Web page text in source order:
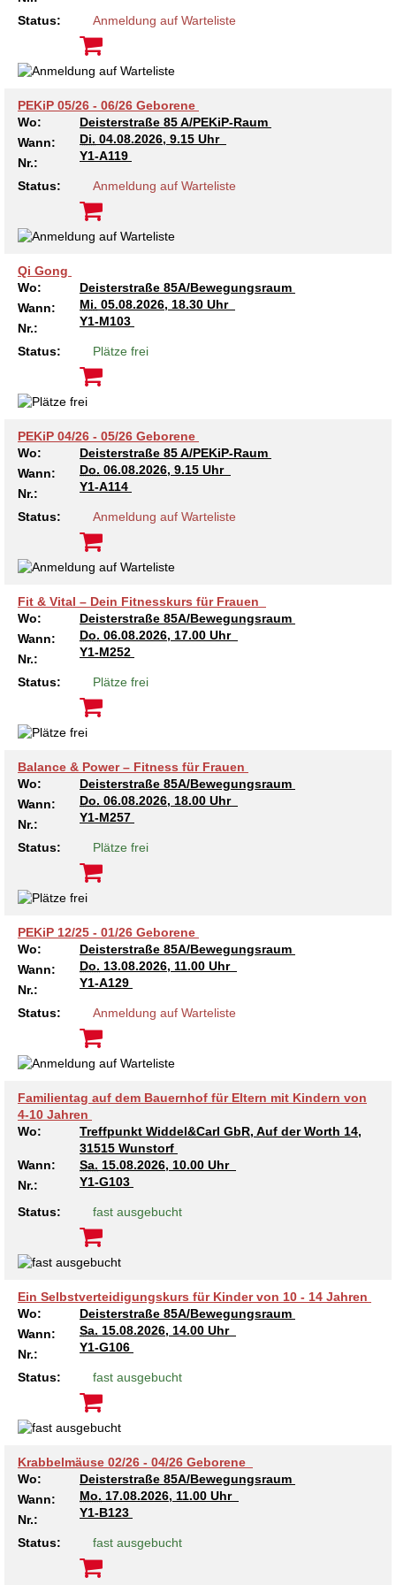
Kindertagesstätte Klaus-Müller-Kilian-Weg /
“Mäuseburg” / Familienzentrum
Kindertagesstätte Langes Feld “Deisterspatzen”
Familienzentrum
Kindertagesstätte Petermannstraße /
Familienzentrum
Kindertagesstätte Rosenbergstraße
Kindertagesstätte Schneiderberg
Kindertagesstätte Sylter Weg
Kindertagesstätte Tresckowstraße
Kindertagesstätte Voltmerstraße
Kindertagesstätte Hiltrud-Grote-Weg
Kindertagesstätte Johannes-Lau-Hof
Familienzentrum
Kindertagesstätte Klaus-Müller-Kilian-Weg /
“Mäuseburg” / Familienzentrum
Kindertagesstätte Langes Feld “Deisterspatzen”
Offene Sprach-Sprechstunde
Kindertagesstätte Moorlilienweg /
Kindertagesstätte Mühenkamp / Familienzentrum
Kindertagesstätte Petermannstraße /
Kindertagesstätte Pfarrlandplatz
Kindertagesstätte Rosenbergstraße
Kindertagesstätte Schneiderberg
Kindertagesstätte Schweriner Straße /
Familienzentrum
Kindertagesstätte Sylter Weg
Kindertagesstätte Tresckowstraße
Kindertagesstätte Wiehbergstraße
Status: Anmeldung auf Warteliste
PEKiP 05/26 - 06/26 Geborene
Wo:
Deisterstraße 85 A/PEKiP-Raum
Wann:
Di. 04.08.2026, 9.15 Uhr
Nr.:
Y1-A119
Status: Anmeldung auf Warteliste
Qi Gong
Wo:
Deisterstraße 85A/Bewegungsraum
Wann:
Mi. 05.08.2026, 18.30 Uhr
Nr.:
Y1-M103
Status: Plätze frei
PEKiP 04/26 - 05/26 Geborene
Wo:
Deisterstraße 85 A/PEKiP-Raum
Wann:
Do. 06.08.2026, 9.15 Uhr
Nr.:
Y1-A114
Status: Anmeldung auf Warteliste
Fit & Vital – Dein Fitnesskurs für Frauen
Wo:
Deisterstraße 85A/Bewegungsraum
Wann:
Do. 06.08.2026, 17.00 Uhr
Nr.:
Y1-M252
Status: Plätze frei
Balance & Power – Fitness für Frauen
Wo:
Deisterstraße 85A/Bewegungsraum
Wann:
Do. 06.08.2026, 18.00 Uhr
Nr.:
Y1-M257
Status: Plätze frei
PEKiP 12/25 - 01/26 Geborene
Wo:
Deisterstraße 85A/Bewegungsraum
Wann:
Do. 13.08.2026, 11.00 Uhr
Nr.:
Y1-A129
Status: Anmeldung auf Warteliste
Familientag auf dem Bauernhof für Eltern mit Kindern von
4-10 Jahren
Wo:
Treffpunkt Widdel&Carl GbR, Auf der Worth 14,
31515 Wunstorf
Wann:
Sa. 15.08.2026, 10.00 Uhr
Nr.:
Y1-G103
Status: fast ausgebucht
Ein Selbstverteidigungskurs für Kinder von 10 - 14 Jahren
Wo:
Deisterstraße 85A/Bewegungsraum
Wann:
Sa. 15.08.2026, 14.00 Uhr
Nr.:
Y1-G106
Status: fast ausgebucht
Krabbelmäuse 02/26 - 04/26 Geborene
Wo:
Deisterstraße 85A/Bewegungsraum
Wann:
Mo. 17.08.2026, 11.00 Uhr
Nr.:
Y1-B123
Status: fast ausgebucht